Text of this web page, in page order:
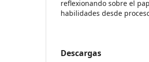
reflexionando sobre el
habilidades desde
Descargas